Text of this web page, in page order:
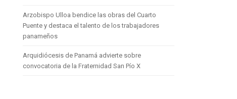
Arzobispo Ulloa bendice las obras del Cuarto
Puente y destaca el talento de los trabajadores
panameños
Arquidiócesis de Panamá advierte sobre
convocatoria de la Fraternidad San Pío X